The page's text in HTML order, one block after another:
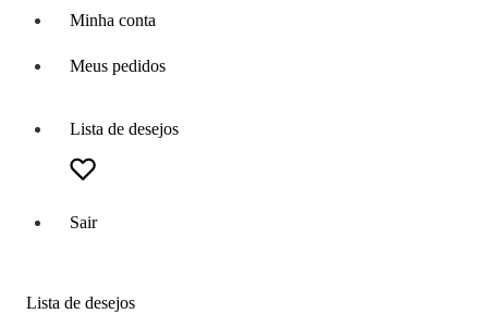
Minha conta
Meus pedidos
Lista de desejos
Sair
Lista de desejos